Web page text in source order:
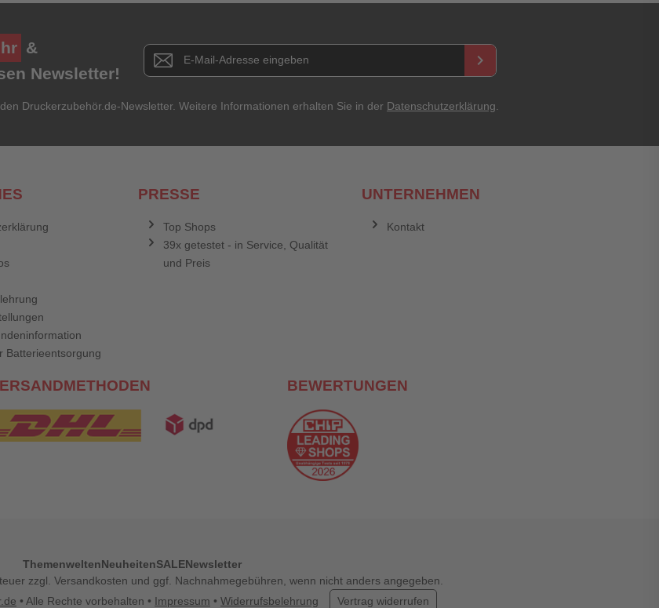
★
Adresse Ihr Passwort
&
Newsletter!
Newsletter E-Mail Adresse keyboard_arrow_right
Druckerzubehör.de-Newsletter. Weitere Informationen erhalten Sie in der Datenschutzerklärung
Batterieentsorgung
PRESSE
Top Shops
39x getestet - in Service, Qualität
und Preis
UNTERNEHMEN
Kontakt
BEWERTUNGEN
ThemenweltenNeuheitenSALENewsletter
zzgl. Versandkosten und ggf. Nachnahmegebühren, wenn nicht anders angegeben.
• Alle Rechte vorbehalten • Impressum • Widerrufsbelehrung Vertrag widerrufen